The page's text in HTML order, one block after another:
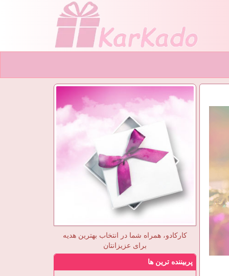
کارکادو، همراه شما در انتخاب بهترین هدیه
برای عزیزانتان
پربیننده ترین ها